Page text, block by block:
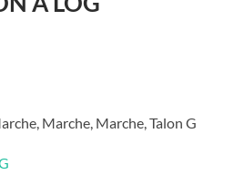
Marche, Marche, Talon G